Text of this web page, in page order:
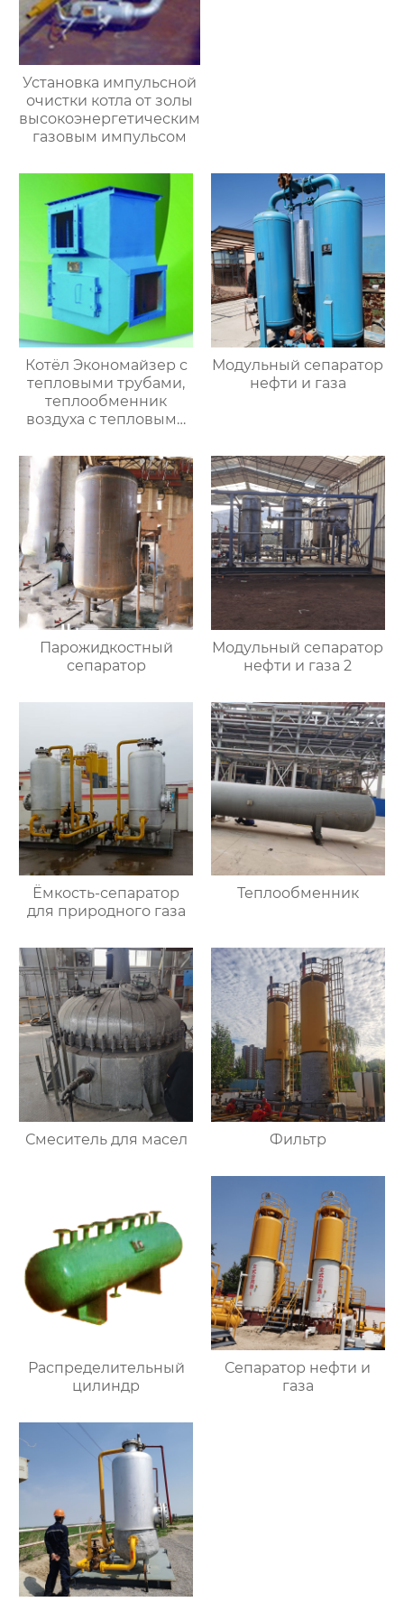
Установка импульсной
очистки котла от золы
высокоэнергетическим
газовым импульсом
Котёл Экономайзер с
тепловыми трубами,
теплообменник
воздуха с тепловыми
Модульный сепаратор
нефти и газа
Парожидкостный
сепаратор
Модульный сепаратор
нефти и газа 2
Ёмкость-сепаратор
для природного газа
Теплообменник
Смеситель для масел Фильтр
Распределительный
цилиндр
Сепаратор нефти и
газа